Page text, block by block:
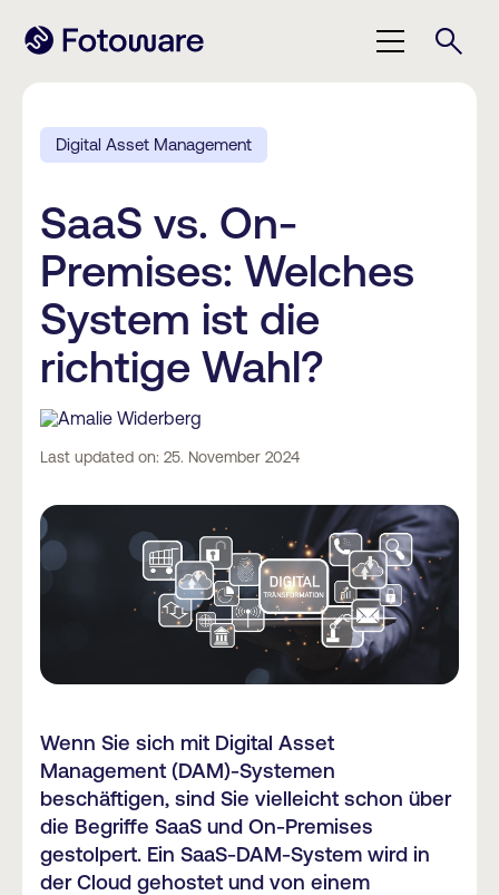
Digital Asset Management
SaaS vs. On-
Premises: Welches
System ist die
richtige Wahl?
Amalie Widerberg
Last updated on: 25. November 2024
Wenn Sie sich mit Digital Asset
Management (DAM)-Systemen
beschäftigen, sind Sie vielleicht schon über
die Begriffe SaaS und On-Premises
gestolpert. Ein SaaS-DAM-System wird in
der Cloud gehostet und von einem